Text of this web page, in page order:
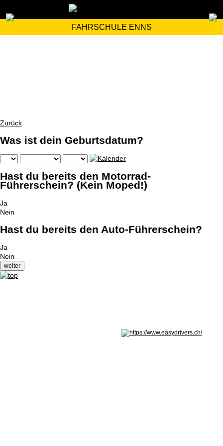
FAHRSCHULE ENNS
Zurück
Was ist dein Geburtsdatum?
Hast du bereits den Motorrad-
Führerschein? (Kein Moped!)
Ja
Nein
Hast du bereits den Auto-Führerschein?
Ja
Nein